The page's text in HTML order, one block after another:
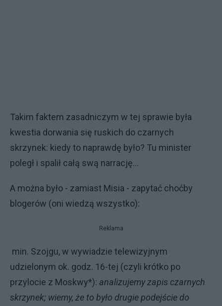
Takim faktem zasadniczym w tej sprawie była
kwestia dorwania się ruskich do czarnych
skrzynek: kiedy to naprawdę było? Tu minister
poległ i spalił całą swą narrację...
A można było - zamiast Misia - zapytać choćby
blogerów (oni wiedzą wszystko):
Reklama
min. Szojgu, w wywiadzie telewizyjnym
udzielonym ok. godz. 16-tej (czyli krótko po
przylocie z Moskwy*): analizujemy zapis czarnych
skrzynek; wiemy, że to było drugie podejście do